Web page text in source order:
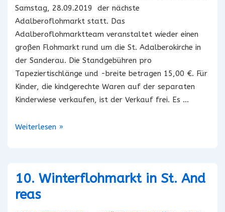
Samstag, 28.09.2019 der nächste
Adalberoflohmarkt statt. Das
Adalberoflohmarktteam veranstaltet wieder einen
großen Flohmarkt rund um die St. Adalberokirche in
der Sanderau. Die Standgebühren pro
Tapeziertischlänge und -breite betragen 15,00 €. Für
Kinder, die kindgerechte Waren auf der separaten
Kinderwiese verkaufen, ist der Verkauf frei. Es …
Adalbero-
II
Weiterlesen »
10. Winterflohmarkt in St. And
reas